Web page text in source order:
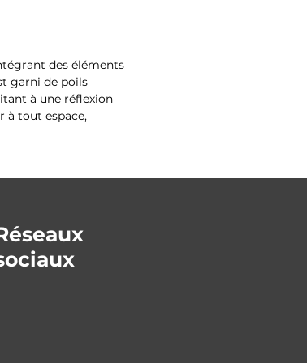
des éléments
garni de poils
à une réflexion
à tout espace,